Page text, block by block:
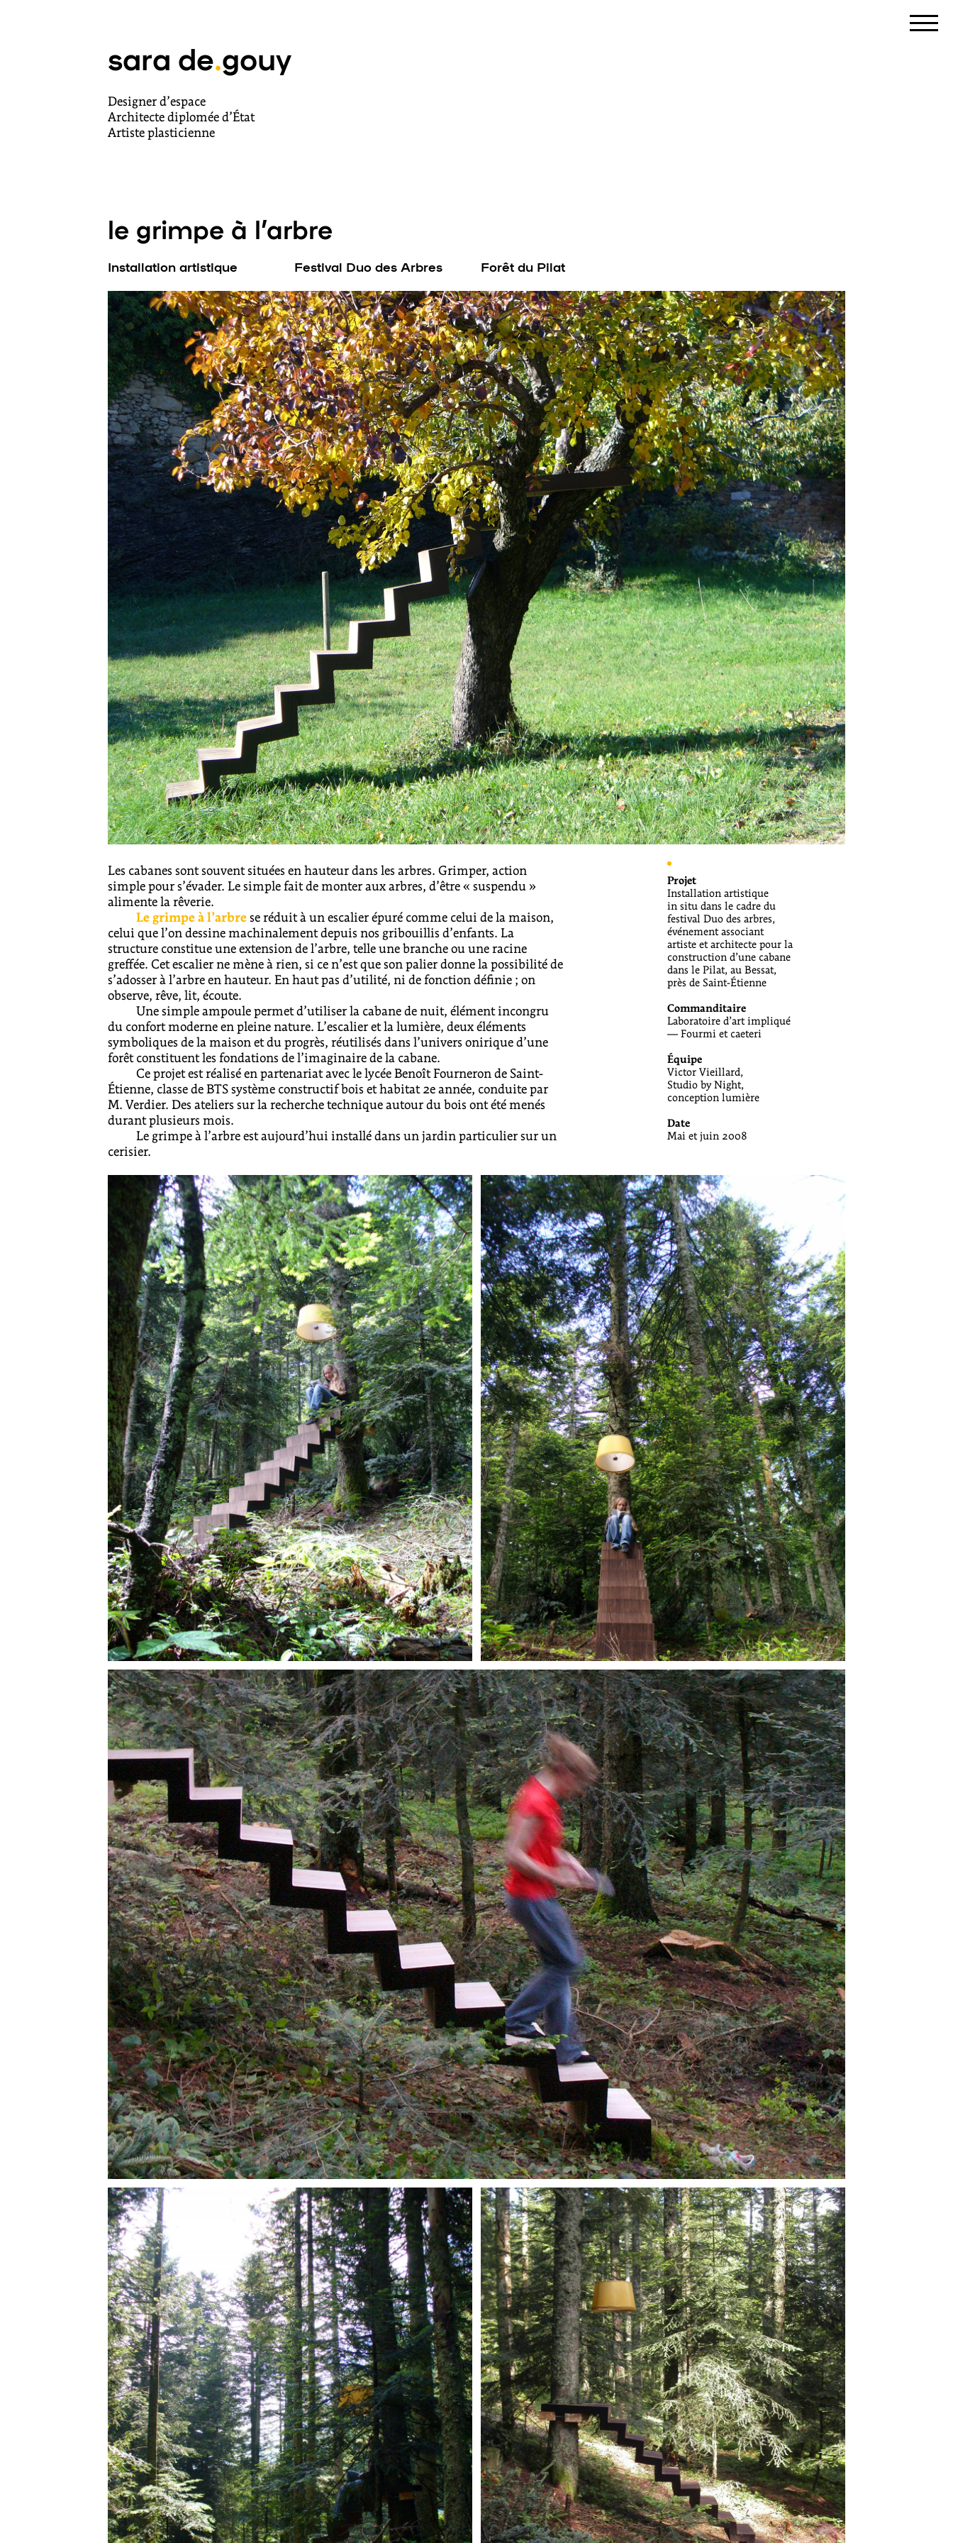
sara de.gouy
Designer d’espace
Architecte diplomée d’État
Artiste plasticienne
le grimpe à l’arbre
Installation artistique Festival Duo des Arbres Forêt du Pilat
Les cabanes sont souvent situées en hauteur dans les arbres. Grimper, action
simple pour s’évader. Le simple fait de monter aux arbres, d’être « suspendu »
alimente la rêverie.
Le grimpe à l’arbrese réduit à un escalier épuré comme celui de la maison,
celui que l’on dessine machinalement depuis nos gribouillis d’enfants. La
structure constitue une extension de l’arbre, telle une branche ou une racine
greffée. Cet escalier ne mène à rien, si ce n’est que son palier donne la possibilité de
s’adosser à l’arbre en hauteur. En haut pas d’utilité, ni de fonction définie ; on
observe, rêve, lit, écoute.
Une simple ampoule permet d’utiliser la cabane de nuit, élément incongru
du confort moderne en pleine nature. L’escalier et la lumière, deux éléments
symboliques de la maison et du progrès, réutilisés dans l’univers onirique d’une
forêt constituent les fondations de l’imaginaire de la cabane.
Ce projet est réalisé en partenariat avec le lycée Benoît Fourneron de Saint-
Étienne, classe de BTS système constructif bois et habitat 2e année, conduite par
M. Verdier. Des ateliers sur la recherche technique autour du bois ont été menés
durant plusieurs mois.
Le grimpe à l’arbre est aujourd’hui installé dans un jardin particulier sur un
cerisier.
Projet
Installation artistique
in situ dans le cadre du
festival Duo des arbres,
événement associant
artiste et architecte pour la
construction d’une cabane
dans le Pilat, au Bessat,
près de Saint-Étienne
Commanditaire
Laboratoire d’art impliqué
— Fourmi et caeteri
Équipe
Victor Vieillard,
Studio by Night,
conception lumière
Date
Mai et juin 2008